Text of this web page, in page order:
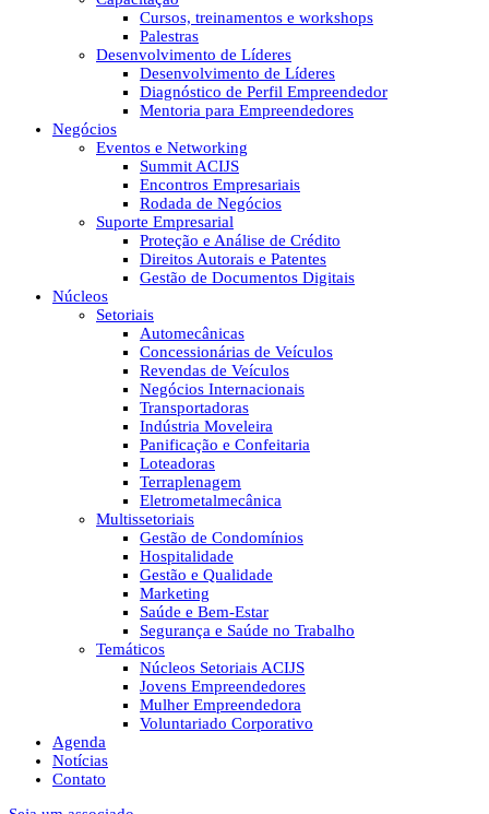
Cursos, treinamentos e workshops
Palestras
Desenvolvimento de Líderes
Desenvolvimento de Líderes
Diagnóstico de Perfil Empreendedor
Mentoria para Empreendedores
Negócios
Eventos e Networking
Summit ACIJS
Encontros Empresariais
Rodada de Negócios
Suporte Empresarial
Proteção e Análise de Crédito
Direitos Autorais e Patentes
Gestão de Documentos Digitais
Núcleos
Setoriais
Automecânicas
Concessionárias de Veículos
Revendas de Veículos
Negócios Internacionais
Transportadoras
Indústria Moveleira
Panificação e Confeitaria
Loteadoras
Terraplenagem
Eletrometalmecânica
Multissetoriais
Gestão de Condomínios
Hospitalidade
Gestão e Qualidade
Marketing
Saúde e Bem-Estar
Segurança e Saúde no Trabalho
Temáticos
Núcleos Setoriais ACIJS
Jovens Empreendedores
Mulher Empreendedora
Voluntariado Corporativo
Agenda
Notícias
Contato